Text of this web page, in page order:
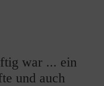
war ... ein
und auch